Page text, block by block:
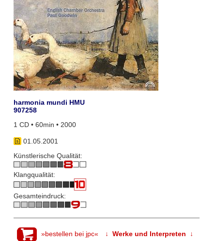
harmonia mundi HMU
907258
1 CD • 60min • 2000
01.05.2001
Künstlerische Qualität:
Klangqualität:
Gesamteindruck:
»bestellen bei jpc« ↓ Werke und Interpreten ↓